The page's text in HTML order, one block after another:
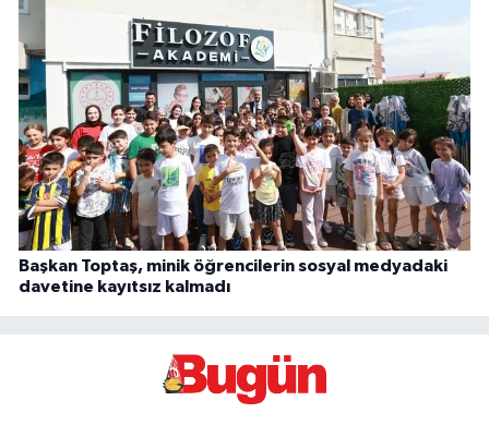
Başkan Toptaş, minik öğrencilerin sosyal medyadaki
davetine kayıtsız kalmadı